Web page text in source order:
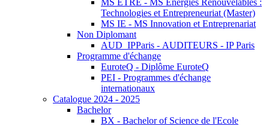
MS ETRE - MS Energies Renouvelables :
Technologies et Entrepreneuriat (Master)
MS IE - MS Innovation et Entreprenariat
Non Diplomant
AUD_IPParis - AUDITEURS - IP Paris
Programme d'échange
EuroteQ - Diplôme EuroteQ
PEI - Programmes d'échange
internationaux
Catalogue 2024 - 2025
Bachelor
BX - Bachelor of Science de l'Ecole